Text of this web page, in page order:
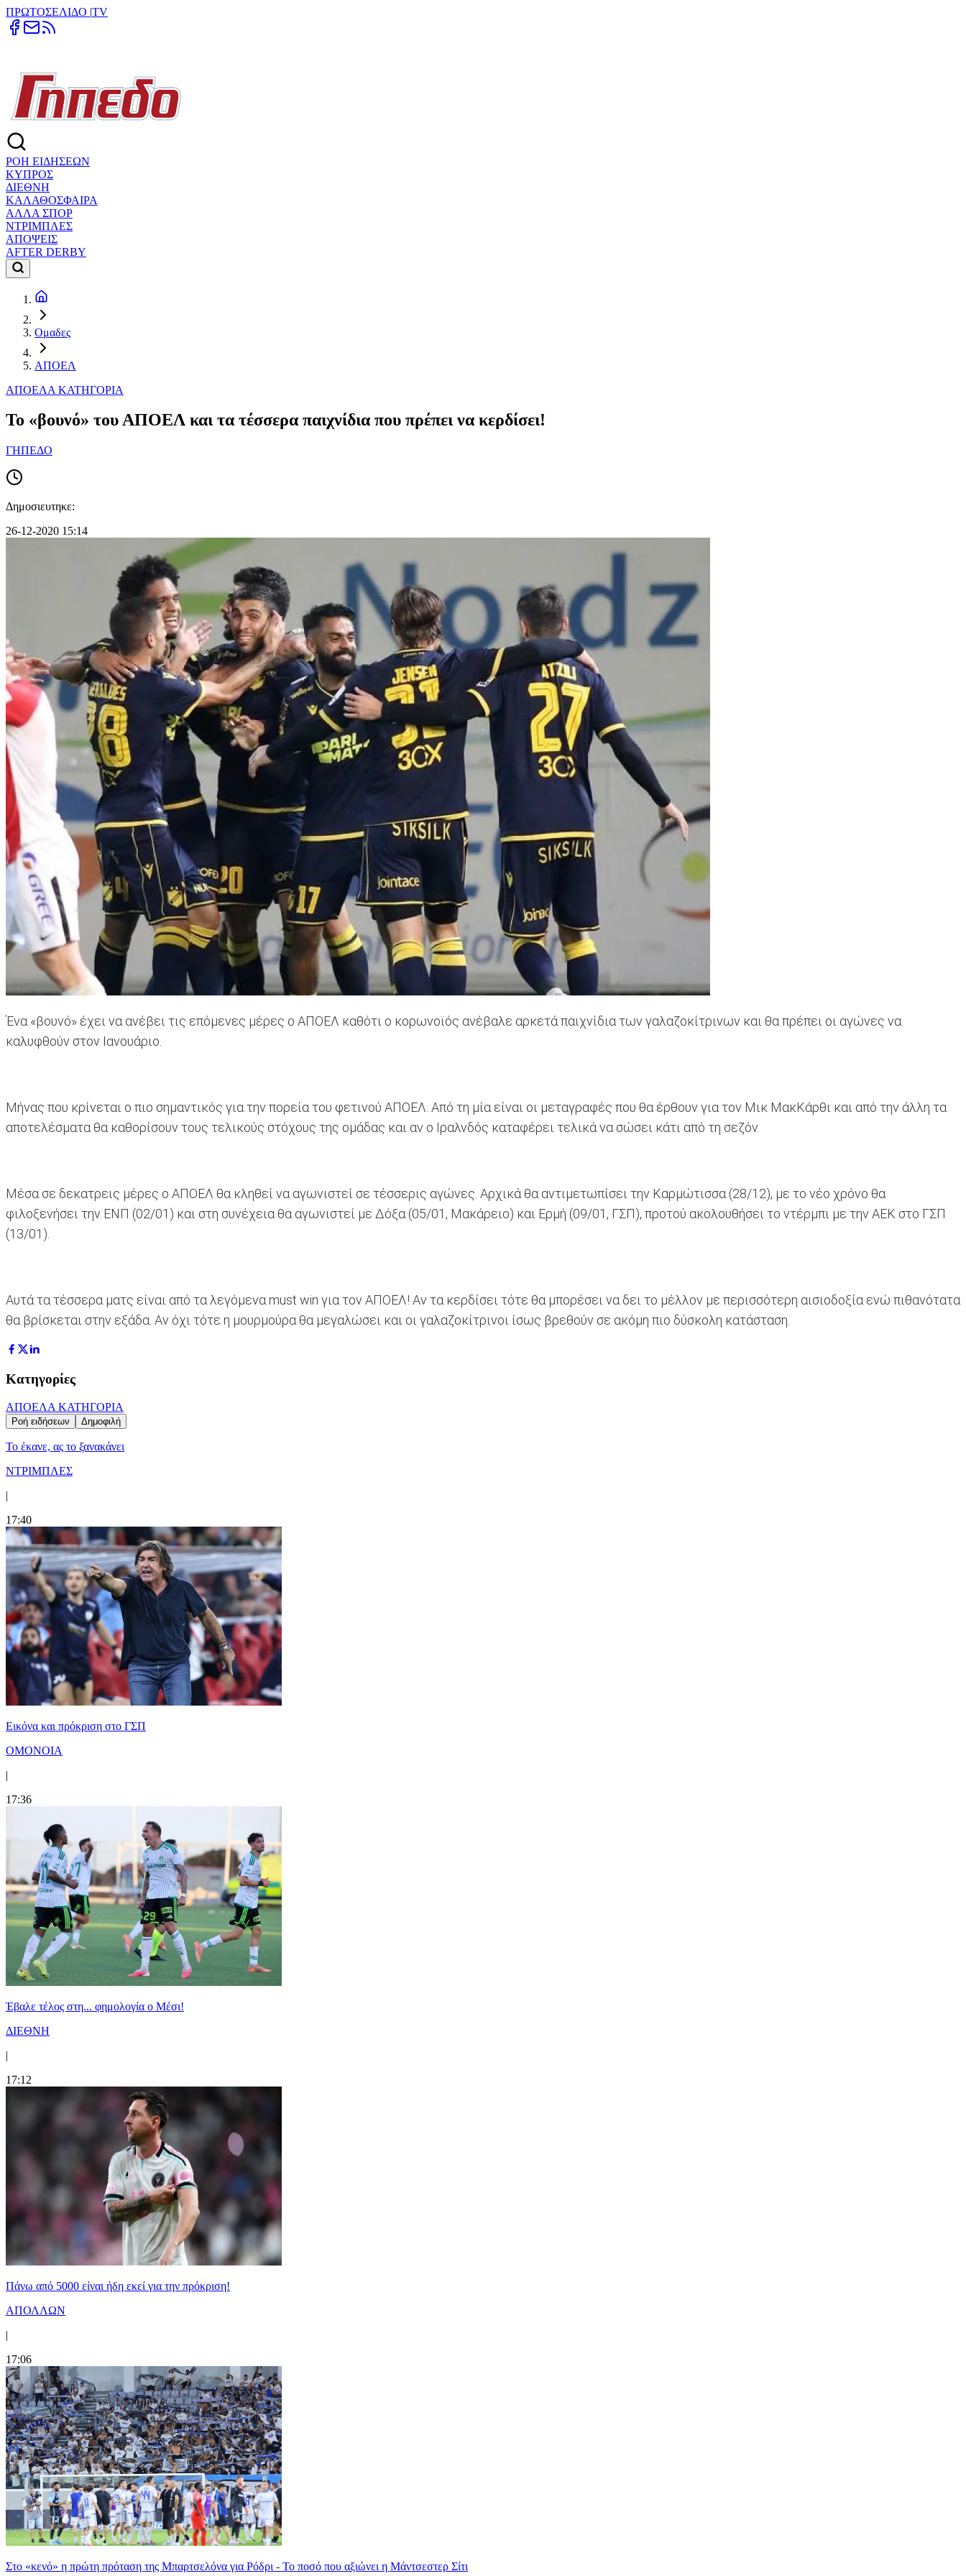
ΠΡΩΤΟΣΕΛΙΔΟ |TV
ΡΟΗ ΕΙΔΗΣΕΩΝ
ΚΥΠΡΟΣ
ΔΙΕΘΝΗ
ΚΑΛΑΘΟΣΦΑΙΡΑ
ΑΛΛΑ ΣΠΟΡ
ΝΤΡΙΜΠΛΕΣ
ΑΠΟΨΕΙΣ
AFTER DERBY
Ομαδες
ΑΠΟΕΛ
ΑΠΟΕΛΑ ΚΑΤΗΓΟΡΙΑ
Το «βουνό» του ΑΠΟΕΛ και τα τέσσερα παιχνίδια που πρέπει να κερδίσει!
ΓΗΠΕΔΟ
Δημοσιευτηκε:
26-12-2020 15:14
Ένα «βουνό» έχει να ανέβει τις επόμενες μέρες ο ΑΠΟΕΛ καθότι ο κορωνοϊός ανέβαλε αρκετά παιχνίδια των γαλαζοκίτρινων και θα πρέπει οι αγώνες να
καλυφθούν στον Ιανουάριο.
Μήνας που κρίνεται ο πιο σημαντικός για την πορεία του φετινού ΑΠΟΕΛ. Από τη μία είναι οι μεταγραφές που θα έρθουν για τον Μικ ΜακΚάρθι και από την άλλη τα
αποτελέσματα θα καθορίσουν τους τελικούς στόχους της ομάδας και αν ο Ιραλνδός καταφέρει τελικά να σώσει κάτι από τη σεζόν.
Μέσα σε δεκατρεις μέρες ο ΑΠΟΕΛ θα κληθεί να αγωνιστεί σε τέσσερις αγώνες. Αρχικά θα αντιμετωπίσει την Καρμώτισσα (28/12), με το νέο χρόνο θα
φιλοξενήσει την ΕΝΠ (02/01) και στη συνέχεια θα αγωνιστεί με Δόξα (05/01, Μακάρειο) και Ερμή (09/01, ΓΣΠ), προτού ακολουθήσει το ντέρμπι με την ΑΕΚ στο ΓΣΠ
(13/01).
Αυτά τα τέσσερα ματς είναι από τα λεγόμενα must win για τον ΑΠΟΕΛ! Αν τα κερδίσει τότε θα μπορέσει να δει το μέλλον με περισσότερη αισιοδοξία ενώ πιθανότατα
θα βρίσκεται στην εξάδα. Αν όχι τότε η μουρμούρα θα μεγαλώσει και οι γαλαζοκίτρινοι ίσως βρεθούν σε ακόμη πιο δύσκολη κατάσταση.
Κατηγορίες
ΑΠΟΕΛΑ ΚΑΤΗΓΟΡΙΑ
Ροή ειδήσεων Δημοφιλή
Το έκανε, ας το ξανακάνει
ΝΤΡΙΜΠΛΕΣ
|
17:40
Εικόνα και πρόκριση στο ΓΣΠ
ΟΜΟΝΟΙΑ
|
17:36
Έβαλε τέλος στη... φημολογία o Μέσι!
ΔΙΕΘΝΗ
|
17:12
Πάνω από 5000 είναι ήδη εκεί για την πρόκριση!
ΑΠΟΛΛΩΝ
|
17:06
Στο «κενό» η πρώτη πρόταση της Μπαρτσελόνα για Ρόδρι - Το ποσό που αξιώνει η Μάντσεστερ Σίτι